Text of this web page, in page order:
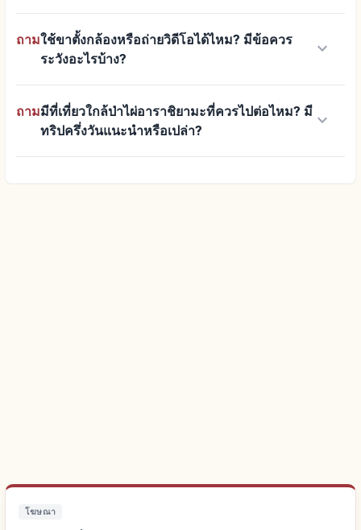
ถามใช้ขาตั้งกล้องหรือถ่ายวิดีโอได้ไหม? มีข้อควร
ระวังอะไรบ้าง?
keyboard_arrow_down
ถามมีที่เที่ยวใกล้ป่าไผ่อาราชิยามะที่ควรไปต่อไหม? มี
ทริปครึ่งวันแนะนำหรือเปล่า?
keyboard_arrow_down
โฆษณา